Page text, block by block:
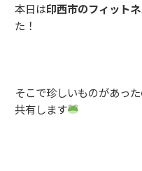
本日は印西市のフィット
た！
そこで珍しいものがあっ
共有します